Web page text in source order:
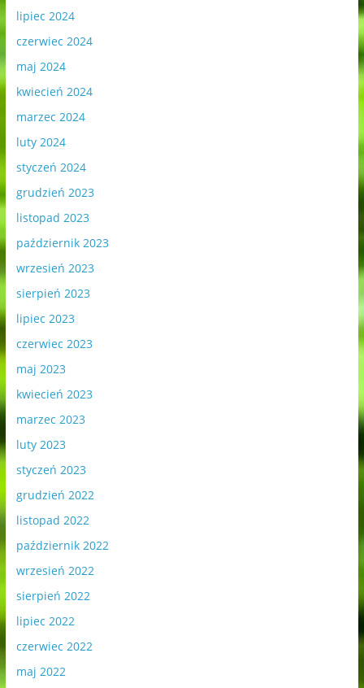
lipiec 2024
czerwiec 2024
maj 2024
kwiecień 2024
marzec 2024
luty 2024
styczeń 2024
grudzień 2023
listopad 2023
październik 2023
wrzesień 2023
sierpień 2023
lipiec 2023
czerwiec 2023
maj 2023
kwiecień 2023
marzec 2023
luty 2023
styczeń 2023
grudzień 2022
listopad 2022
październik 2022
wrzesień 2022
sierpień 2022
lipiec 2022
czerwiec 2022
maj 2022